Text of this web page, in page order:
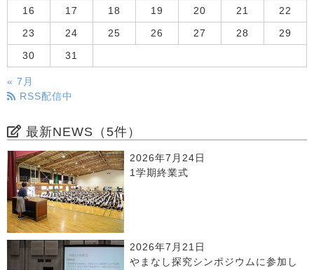
16 17 18 19 20 21 22
23 24 25 26 27 28 29
30 31
« 7月
RSS配信中
最新NEWS（5件）
2026年7月24日
1学期終業式
2026年7月21日
やまなし探究シンポジウムに参加し